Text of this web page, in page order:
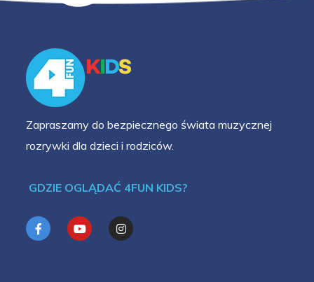
Zapraszamy do bezpiecznego świata muzycznej
rozrywki dla dzieci i rodziców.
GDZIE OGLĄDAĆ 4FUN KIDS?